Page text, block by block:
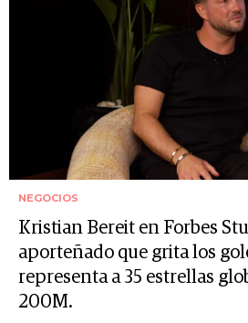
NEGOCIOS
Kristian Bereit en Forbes
aporteñado que grita los
representa a 35 estrellas
200M.